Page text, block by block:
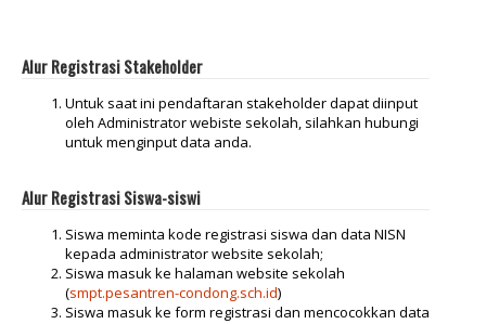
Web Link
Kontak Kami
Alur Registrasi Stakeholder
Untuk saat ini pendaftaran stakeholder dapat diinput
oleh Administrator webiste sekolah, silahkan hubungi
untuk menginput data anda.
Alur Registrasi Siswa-siswi
Siswa meminta kode registrasi siswa dan data NISN
kepada administrator website sekolah;
Siswa masuk ke halaman website sekolah
(smpt.pesantren-condong.sch.id)
Siswa masuk ke form registrasi dan mencocokkan data